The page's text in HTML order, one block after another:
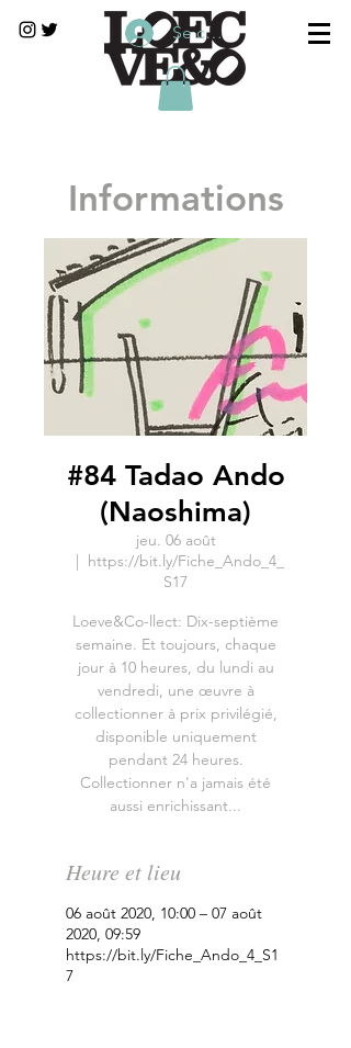
Se connecter
Informations
#84 Tadao Ando
(Naoshima)
jeu. 06 août
  |
https://bit.ly/Fiche_Ando_4_
S17
Loeve&Co-llect: Dix-septième
semaine. Et toujours, chaque
jour à 10 heures, du lundi au
vendredi, une œuvre à
collectionner à prix privilégié,
disponible uniquement
pendant 24 heures.
Collectionner n'a jamais été
aussi enrichissant...
Heure et lieu
06 août 2020, 10:00 – 07 août
2020, 09:59
https://bit.ly/Fiche_Ando_4_S1
7